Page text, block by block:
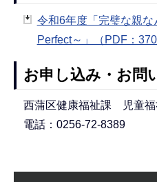
令和6年度「完璧な親
Perfect～」（PDF：
お申し込み・お問
西蒲区健康福祉課 児童福
電話：0256-72-8389